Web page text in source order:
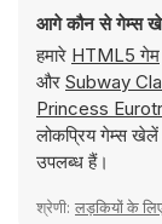
आगे कौन से गेम्स
हमारे HTML5 गेम
और Subway
Princess
लोकप्रिय गेम्स
उपलब्ध हैं।
श्रेणी: लड़कियों के